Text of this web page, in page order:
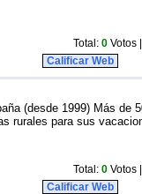
Total: 0 Votos |
Calificar Web
(desde 1999) Más de
rurales para sus
Total: 0 Votos |
Calificar Web